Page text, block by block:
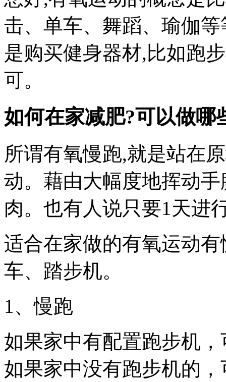
击、单车、舞蹈、瑜伽
是购买健身器材,比如跑
可。
如何在家减肥?可以做哪
所谓有氧慢跑,就是站在
动。藉由大幅度地挥动
肉。也有人说只要1天进
适合在家做的有氧运动
车、踏步机。
1、慢跑
如果家中有配置跑步机
如果家中没有跑步机的